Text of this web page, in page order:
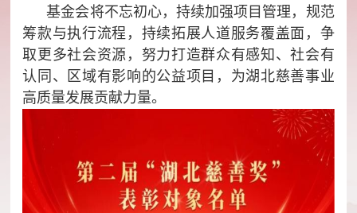
基金会将不忘初心，持续加强项目管理，规范
筹款与执行流程，持续拓展人道服务覆盖面，争
取更多社会资源，努力打造群众有感知、社会有
认同、区域有影响的公益项目，为湖北慈善事业
高质量发展贡献力量。